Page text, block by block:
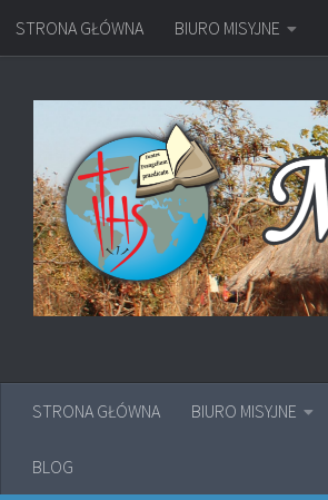
Przejdź do treści
STRONA GŁÓWNA BIURO MISYJNE
STRONA GŁÓWNA BIURO MISYJNE
BLOG